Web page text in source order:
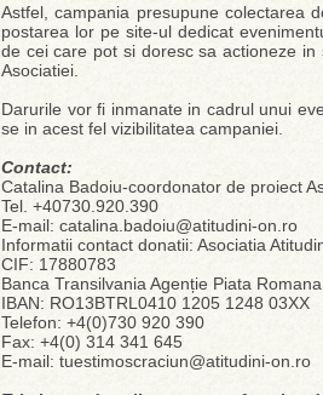
Astfel, campania presupune colectarea
postarea lor pe site-ul dedicat
de cei care pot si doresc sa actioneze
Asociatiei.
Darurile vor fi inmanate in cadrul unui
se in acest fel vizibilitatea campaniei.
Contact:
Catalina Badoiu-coordonator de proiect
Tel. +40730.920.390
E-mail: catalina.badoiu@atitudini-on.ro
Informatii contact donatii: Asociatia
CIF: 17880783
Banca Transilvania Agenție Piata Romana
IBAN: RO13BTRL0410 1205 1248 03XX
Telefon: +4(0)730 920 390
Fax: +4(0) 314 341 645
E-mail: tuestimoscraciun@atitudini-on.ro